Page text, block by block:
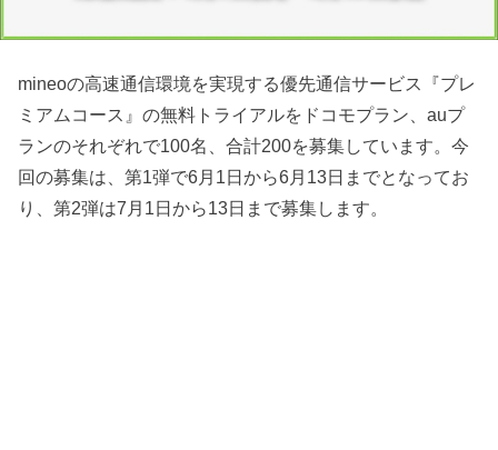
mineoの高速通信環境を実現する優先通信サービス『プレ
ミアムコース』の無料トライアルをドコモプラン、auプ
ランのそれぞれで100名、合計200を募集しています。今
回の募集は、第1弾で6月1日から6月13日までとなってお
り、第2弾は7月1日から13日まで募集します。